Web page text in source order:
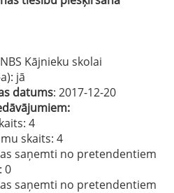
Kājnieku skolai
jā
datums: 2017-12-20
4
skaits: 4
saņemti no pretendentiem
: 0
saņemti no pretendentiem